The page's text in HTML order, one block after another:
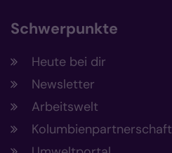
Schwerpunkte
Heute bei dir
Newsletter
Arbeitswelt
Kolumbienpartnerschaft